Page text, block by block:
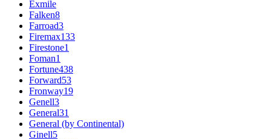
Exmile
Falken8
Farroad3
Firemax133
Firestone1
Foman1
Fortune438
Forward53
Fronway19
Genell3
General31
General (by Continental)
Ginell5